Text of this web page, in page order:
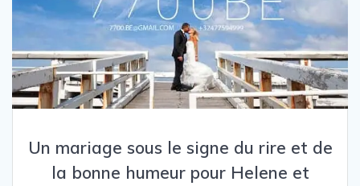
Un mariage sous le signe du rire et de
la bonne humeur pour Helene et